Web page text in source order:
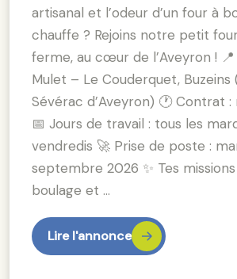
artisanal et l’odeur d’un four à
chauffe ? Rejoins notre petit
ferme, au cœur de l’Aveyron !
Mulet – Le Couderquet, Buzeins
Sévérac d’Aveyron) 🕐 Contrat
📅 Jours de travail : tous les
vendredis 🚀 Prise de poste :
septembre 2026 ✨ Tes missions
boulage et …
Lire l'annonce